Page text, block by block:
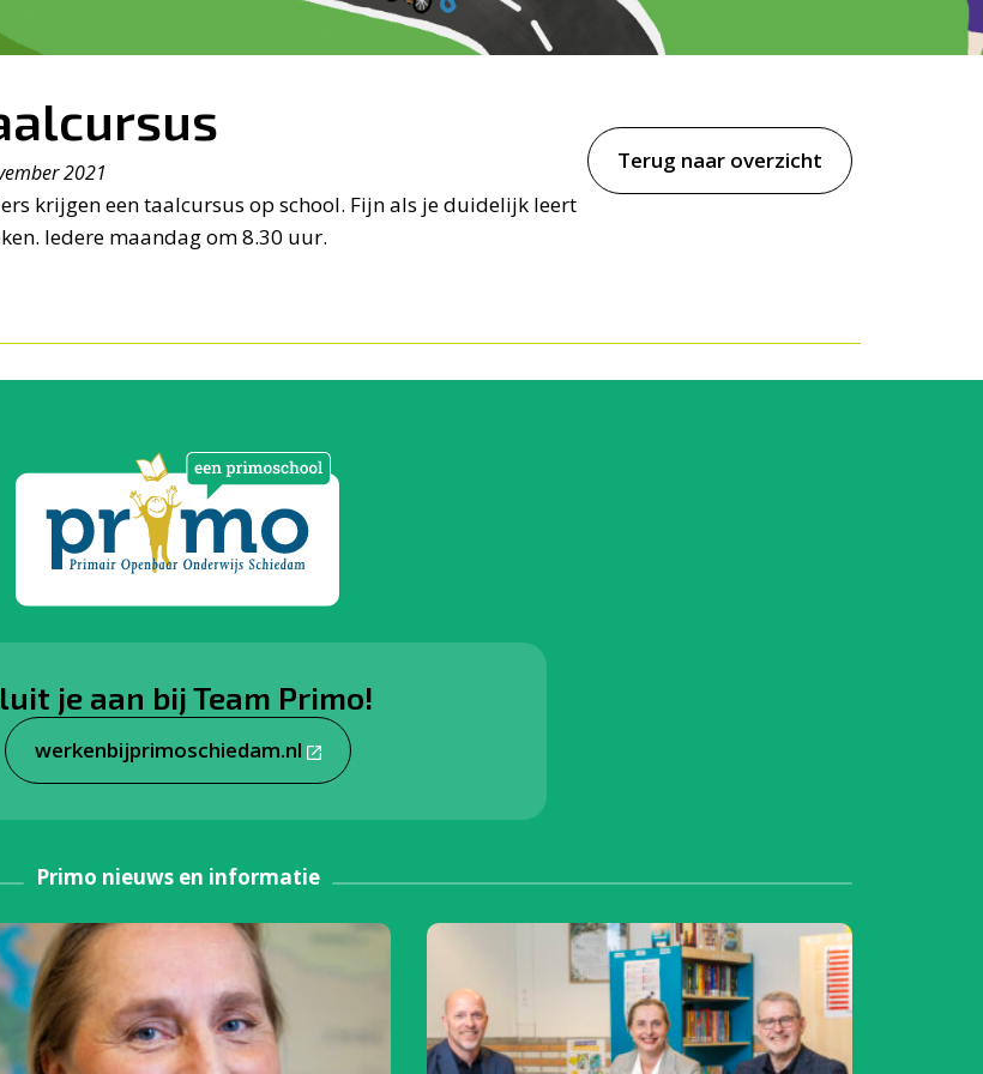
Terug naar overzicht
2021
krijgen een taalcursus op school. Fijn als je duidelijk leert
Iedere maandag om 8.30 uur.
je aan bij Team Primo!
werkenbijprimoschiedam.nl
Primo nieuws en informatie